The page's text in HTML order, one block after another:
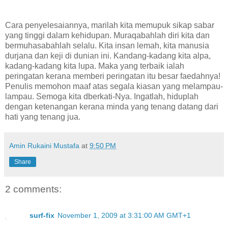
Cara penyelesaiannya, marilah kita memupuk sikap sabar
yang tinggi dalam kehidupan. Muraqabahlah diri kita dan
bermuhasabahlah selalu. Kita insan lemah, kita manusia
durjana dan keji di dunian ini. Kandang-kadang kita alpa,
kadang-kadang kita lupa. Maka yang terbaik ialah
peringatan kerana memberi peringatan itu besar faedahnya!
Penulis memohon maaf atas segala kiasan yang melampau-
lampau. Semoga kita dberkati-Nya. Ingatlah, hiduplah
dengan ketenangan kerana minda yang tenang datang dari
hati yang tenang jua.
Amin Rukaini Mustafa at 9:50 PM
Share
2 comments:
surf-fix November 1, 2009 at 3:31:00 AM GMT+1